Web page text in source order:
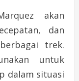
akan
dan
trek.
untuk
dalam situasi